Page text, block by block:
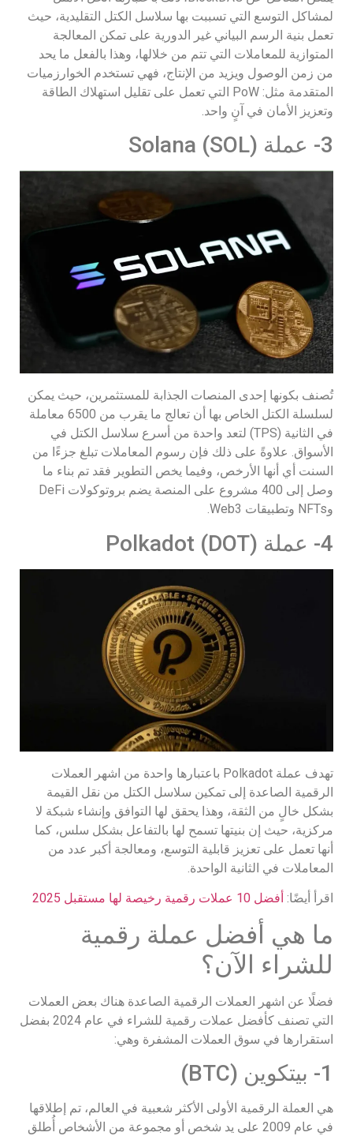
لمشاكل التوسع التي تسببت بها سلاسل الكتل التقليدية، حيث
تعمل بنية الرسم البياني غير الدورية على تمكن المعالجة
المتوازية للمعاملات التي تتم من خلالها، وهذا بالفعل ما يحد
من زمن الوصول ويزيد من الإنتاج، فهي تستخدم الخوارزميات
المتقدمة مثل: PoW التي تعمل على تقليل استهلاك الطاقة
وتعزيز الأمان في آنٍ واحد.
3- عملة (Solana (SOL
تُصنف بكونها إحدى المنصات الجذابة للمستثمرين، حيث يمكن
لسلسلة الكتل الخاص بها أن تعالج ما يقرب من 6500 معاملة
في الثانية (TPS) لتعد واحدة من أسرع سلاسل الكتل في
الأسواق. علاوةً على ذلك فإن رسوم المعاملات تبلغ جزءًا من
السنت أي أنها الأرخص، وفيما يخص التطوير فقد تم بناء ما
وصل إلى 400 مشروع على المنصة يضم بروتوكولات DeFi
وNFTs وتطبيقات Web3.
4- عملة (Polkadot (DOT
تهدف عملة Polkadot باعتبارها واحدة من اشهر العملات
الرقمية الصاعدة إلى تمكين سلاسل الكتل من نقل القيمة
بشكل خالٍ من الثقة، وهذا يحقق لها التوافق وإنشاء شبكة لا
مركزية، حيث إن بنيتها تسمح لها بالتفاعل بشكل سلس، كما
أنها تعمل على تعزيز قابلية التوسع، ومعالجة أكبر عدد من
المعاملات في الثانية الواحدة.
اقرأ أيضًا: أفضل 10 عملات رقمية رخيصة لها مستقبل 2025
ما هي أفضل عملة رقمية
للشراء الآن؟
فضلًا عن اشهر العملات الرقمية الصاعدة هناك بعض العملات
التي تصنف كأفضل عملات رقمية للشراء في عام 2024 بفضل
استقرارها في سوق العملات المشفرة وهي:
1- بيتكوين (BTC)
هي العملة الرقمية الأولى الأكثر شعبية في العالم، تم إطلاقها
في عام 2009 على يد شخص أو مجموعة من الأشخاص أُطلق